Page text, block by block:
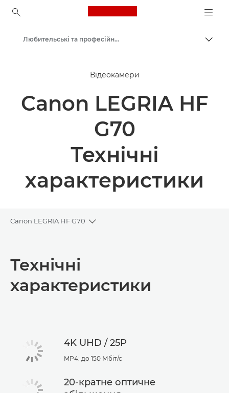
Canon Logo, back to
Любительські та професійні відеокамери
Відеокамери
Canon LEGRIA HF
G70
Технічні
характеристики
Canon LEGRIA HF G70
Toggle breadcrumbs
Технічні характеристики
Технічні
характеристики
4K UHD / 25P
MP4: до 150 Мбіт/с
20-кратне оптичне